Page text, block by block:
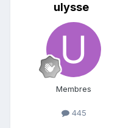
ulysse
Membres
445